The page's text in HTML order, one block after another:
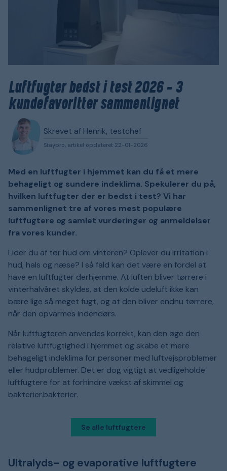
Luftfugter bedst i test 2026 – 3
kundefavoritter sammenlignet
Skrevet af Henrik, testchef
Staypro, artikel opdateret 22-01-2026
Med en luftfugter i hjemmet kan du få et mere
behageligt og sundere indeklima. Spekulerer du på,
hvilken luftfugter der er bedst i test? Vi har
sammenlignet tre af vores mest populære
luftfugtere og samlet vurderinger og anmeldelser
fra vores kunder.
Lider du af tør hud om vinteren? Oplever du irritation i
hud, hals og næse? I så fald kan det være en fordel at
have en luftfugter derhjemme. At luften bliver tørrere i
vinterhalvåret skyldes, at den kolde udeluft ikke kan
bære lige så meget fugt, og at den bliver endnu tørrere,
når den opvarmes indendørs.
Når luftfugteren anvendes korrekt, kan den øge den
relative luftfugtighed i hjemmet og skabe et mere
behageligt indeklima for personer med luftvejsproblemer
eller hudproblemer. Det er dog vigtigt at vedligeholde
luftfugtere for at forhindre vækst af skimmel og
bakterier.bakterier.
Se alle luftfugtere
Ultralyds- og evaporative luftfugtere